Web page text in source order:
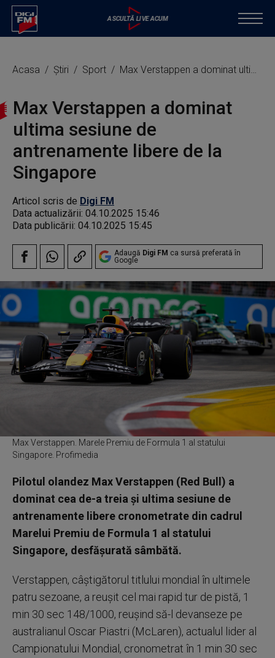
Acasa Știri Sport Max Verstappen a dominat ultima sesiune de antrenamente libere de la Singapore
Max Verstappen a dominat
ultima sesiune de
antrenamente libere de la
Singapore
Articol scris de Digi FM
Data actualizării: 04.10.2025 15:46
Data publicării: 04.10.2025 15:45
Adaugă Digi FM ca sursă preferată în
Google
Max Verstappen. Marele Premiu de Formula 1 al statului
Singapore. Profimedia
Pilotul olandez Max Verstappen (Red Bull) a
dominat cea de-a treia şi ultima sesiune de
antrenamente libere cronometrate din cadrul
Marelui Premiu de Formula 1 al statului
Singapore, desfăşurată sâmbătă.
Verstappen, câştigătorul titlului mondial în ultimele
patru sezoane, a reuşit cel mai rapid tur de pistă, 1
min 30 sec 148/1000, reuşind să-l devanseze pe
australianul Oscar Piastri (McLaren), actualul lider al
Campionatului Mondial, cronometrat în 1 min 30 sec